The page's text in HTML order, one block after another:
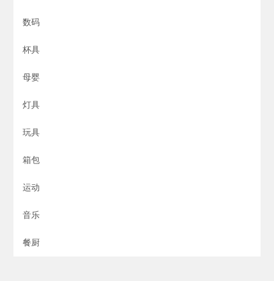
数码
杯具
母婴
灯具
玩具
箱包
运动
音乐
餐厨